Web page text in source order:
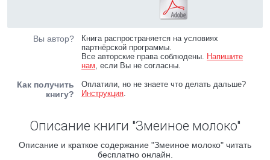
Вы автор?
Книга распространяется на условиях
партнёрской программы.
Все авторские права соблюдены. Напишите
нам, если Вы не согласны.
Как получить
книгу?
Оплатили, но не знаете что делать дальше?
Инструкция.
Описание книги "Змеиное молоко"
Описание и краткое содержание "Змеиное молоко" читать
бесплатно онлайн.